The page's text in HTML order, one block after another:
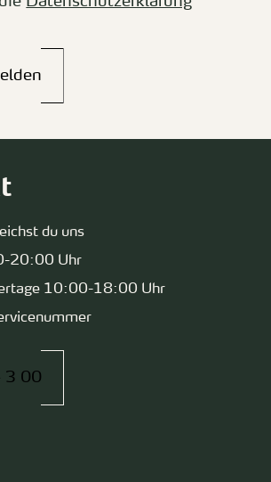
du uns
20:00 Uhr
10:00-18:00 Uhr
3 00